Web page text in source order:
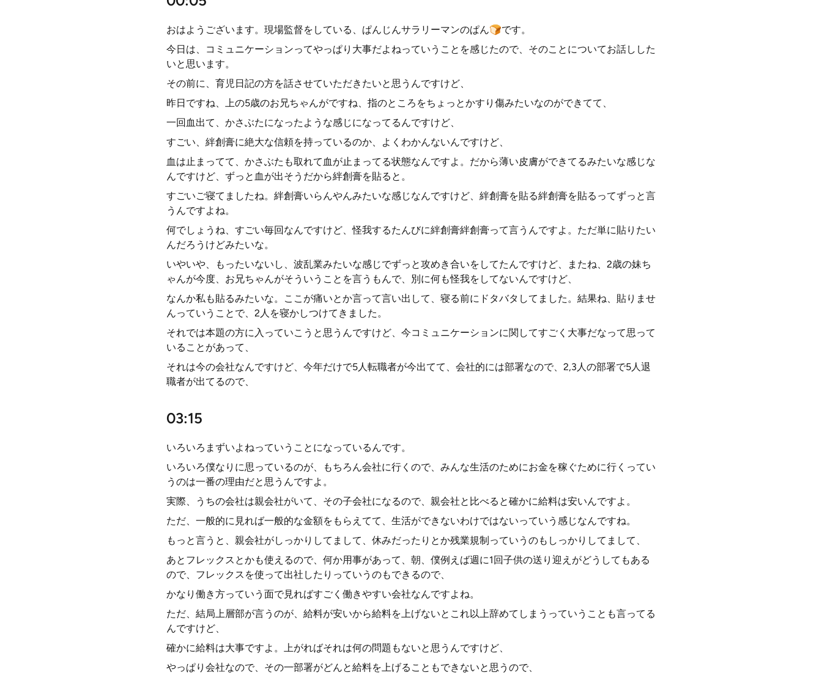
おはようございます。現場監督をしている、ぱんじんサラリーマンのぱん🍞です。
今日は、コミュニケーションってやっぱり大事だよねっていうことを感じたので、そのことについてお話しした
いと思います。
その前に、育児日記の方を話させていただきたいと思うんですけど、
昨日ですね、上の5歳のお兄ちゃんがですね、指のところをちょっとかすり傷みたいなのができてて、
一回血出て、かさぶたになったような感じになってるんですけど、
すごい、絆創膏に絶大な信頼を持っているのか、よくわかんないんですけど、
血は止まってて、かさぶたも取れて血が止まってる状態なんですよ。だから薄い皮膚ができてるみたいな感じな
んですけど、ずっと血が出そうだから絆創膏を貼ると。
すごいご寝てましたね。絆創膏いらんやんみたいな感じなんですけど、絆創膏を貼る絆創膏を貼るってずっと言
うんですよね。
何でしょうね、すごい毎回なんですけど、怪我するたんびに絆創膏絆創膏って言うんですよ。ただ単に貼りたい
んだろうけどみたいな。
いやいや、もったいないし、波乱業みたいな感じでずっと攻めき合いをしてたんですけど、またね、2歳の妹ち
ゃんが今度、お兄ちゃんがそういうことを言うもんで、別に何も怪我をしてないんですけど、
なんか私も貼るみたいな。ここが痛いとか言って言い出して、寝る前にドタバタしてました。結果ね、貼りませ
んっていうことで、2人を寝かしつけてきました。
それでは本題の方に入っていこうと思うんですけど、今コミュニケーションに関してすごく大事だなって思って
いることがあって、
それは今の会社なんですけど、今年だけで5人転職者が今出てて、会社的には部署なので、2,3人の部署で5人退
職者が出てるので、
03:15
いろいろまずいよねっていうことになっているんです。
いろいろ僕なりに思っているのが、もちろん会社に行くので、みんな生活のためにお金を稼ぐために行くってい
うのは一番の理由だと思うんですよ。
実際、うちの会社は親会社がいて、その子会社になるので、親会社と比べると確かに給料は安いんですよ。
ただ、一般的に見れば一般的な金額をもらえてて、生活ができないわけではないっていう感じなんですね。
もっと言うと、親会社がしっかりしてまして、休みだったりとか残業規制っていうのもしっかりしてまして、
あとフレックスとかも使えるので、何か用事があって、朝、僕例えば週に1回子供の送り迎えがどうしてもある
ので、フレックスを使って出社したりっていうのもできるので、
かなり働き方っていう面で見ればすごく働きやすい会社なんですよね。
ただ、結局上層部が言うのが、給料が安いから給料を上げないとこれ以上辞めてしまうっていうことも言ってる
んですけど、
確かに給料は大事ですよ。上がればそれは何の問題もないと思うんですけど、
やっぱり会社なので、その一部署がどんと給料を上げることもできないと思うので、